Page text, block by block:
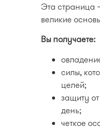
Эта страница
великие
Вы получаете:
силы,
целей;
защиту
день;
четкое